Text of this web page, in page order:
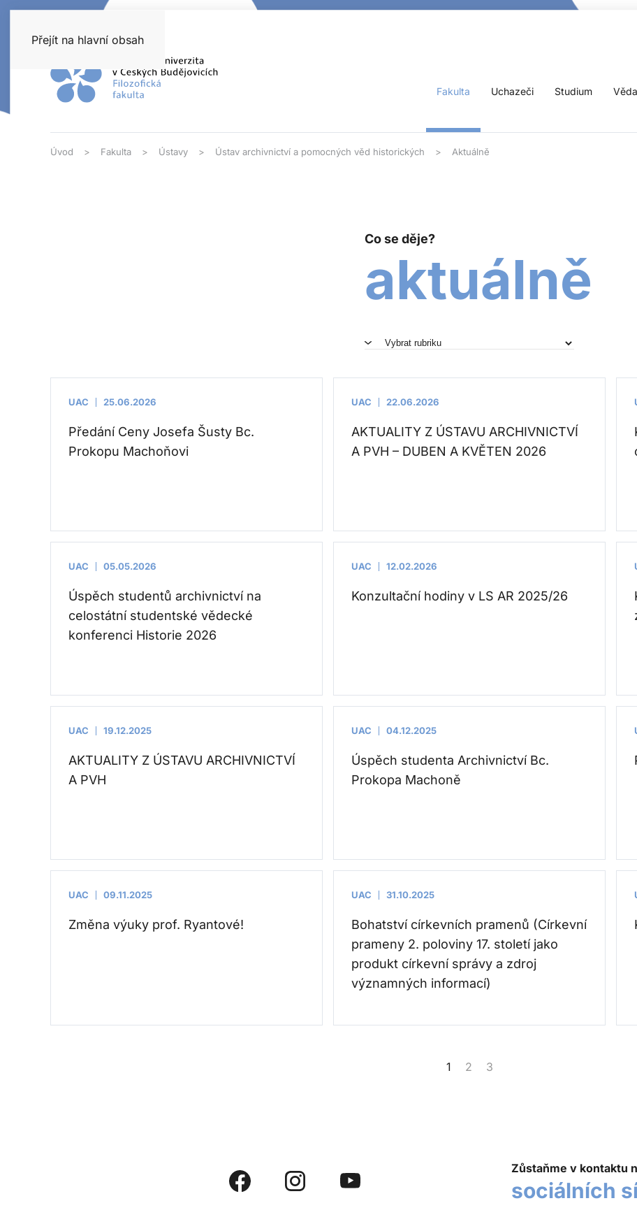
Přejít na hlavní obsah
Fakulta Uchazeči Studium
Úvod Fakulta Ústavy Ústav archivnictví a pomocných věd historických Aktuálně
Co se děje?
aktuálně
UAC 25.06.2026
Předání Ceny Josefa Šusty Bc.
Prokopu Machoňovi
UAC 22.06.2026
AKTUALITY Z ÚSTAVU ARCHIVNICTVÍ
A PVH – DUBEN A KVĚTEN 2026
UAC 05.05.2026
Úspěch studentů archivnictví na
celostátní studentské vědecké
konferenci Historie 2026
UAC 12.02.2026
Konzultační hodiny v LS AR 2025/26
UAC 19.12.2025
AKTUALITY Z ÚSTAVU ARCHIVNICTVÍ
A PVH
UAC 04.12.2025
Úspěch studenta Archivnictví Bc.
Prokopa Machoně
UAC 09.11.2025
Změna výuky prof. Ryantové!
UAC 31.10.2025
Bohatství církevních pramenů (Církevní
prameny 2. poloviny 17. století jako
produkt církevní správy a zdroj
významných informací)
1 2 3
Zůstaňme v kontaktu
sociálních